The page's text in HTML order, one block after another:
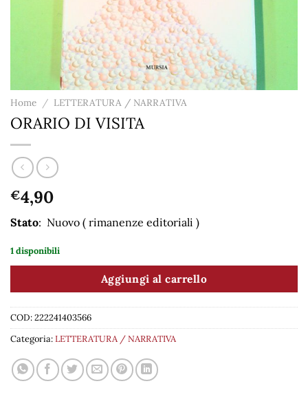
Home / LETTERATURA / NARRATIVA
ORARIO DI VISITA
€4,90
Stato: Nuovo ( rimanenze editoriali )
1 disponibili
Aggiungi al carrello
COD:222241403566
Categoria:LETTERATURA / NARRATIVA